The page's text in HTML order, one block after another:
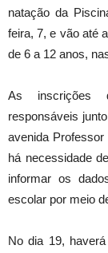
natação da
feira, 7, e vão até
de 6 a 12 anos,
As inscrições
responsáveis
avenida
há necessidade
informar os
escolar por meio
No dia 19,